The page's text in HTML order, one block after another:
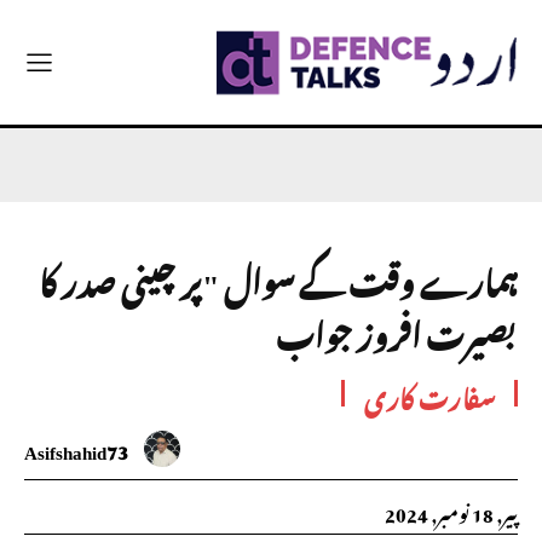
ہمارے وقت کے سوال "پر چینی صدر کا
بصیرت افروز جواب
سفارت کاری
Asifshahid73
پیر, 18 نومبر, 2024